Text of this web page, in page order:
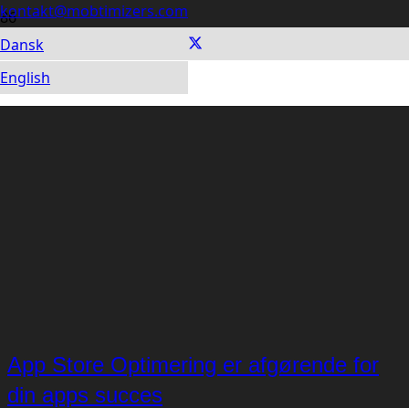
kontakt@mobtimizers.com
Dansk
English
App Store Optimering er afgørende for
din apps succes